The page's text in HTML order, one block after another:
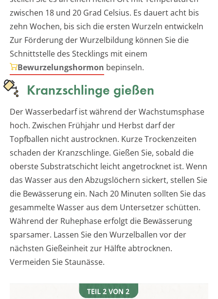
zwischen 18 und 20 Grad Celsius. Es dauert acht bis
zehn Wochen, bis sich die ersten Wurzeln entwickeln
Zur Förderung der Wurzelbildung können Sie die
Schnittstelle des Stecklings mit einem
Bewurzelungshormon bepinseln.
Kranzschlinge gießen
Der Wasserbedarf ist während der Wachstumsphase
hoch. Zwischen Frühjahr und Herbst darf der
Topfballen nicht austrocknen. Kurze Trockenzeiten
schaden der Kranzschlinge. Gießen Sie, sobald die
oberste Substratschicht leicht angetrocknet ist. Wenn
das Wasser aus den Abzugslöchern sickert, stellen Sie
die Bewässerung ein. Nach 20 Minuten sollten Sie das
gesammelte Wasser aus dem Untersetzer schütten.
Während der Ruhephase erfolgt die Bewässerung
sparsamer. Lassen Sie den Wurzelballen vor der
nächsten Gießeinheit zur Hälfte abtrocknen.
Vermeiden Sie Staunässe.